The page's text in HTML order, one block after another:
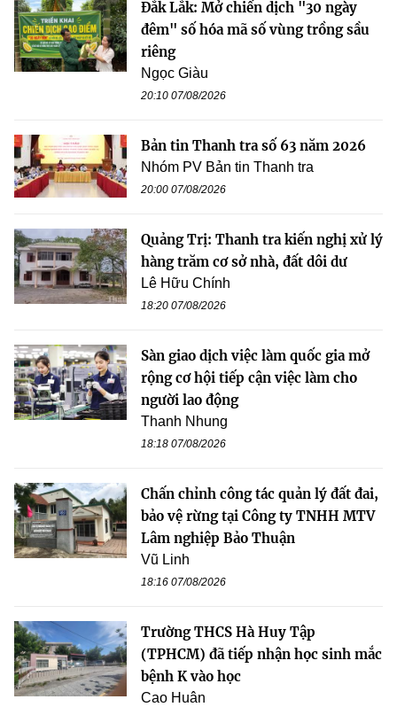
Đắk Lắk: Mở chiến dịch "30 ngày
đêm" số hóa mã số vùng trồng sầu
riêng
Ngọc Giàu
20:10 07/08/2026
Bản tin Thanh tra số 63 năm 2026
Nhóm PV Bản tin Thanh tra
20:00 07/08/2026
Quảng Trị: Thanh tra kiến nghị xử lý
hàng trăm cơ sở nhà, đất dôi dư
Lê Hữu Chính
18:20 07/08/2026
Sàn giao dịch việc làm quốc gia mở
rộng cơ hội tiếp cận việc làm cho
người lao động
Thanh Nhung
18:18 07/08/2026
Chấn chỉnh công tác quản lý đất đai,
bảo vệ rừng tại Công ty TNHH MTV
Lâm nghiệp Bảo Thuận
Vũ Linh
18:16 07/08/2026
Trường THCS Hà Huy Tập
(TPHCM) đã tiếp nhận học sinh mắc
bệnh K vào học
Cao Huân